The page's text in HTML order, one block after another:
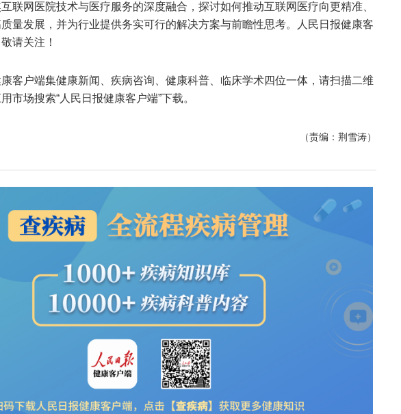
联网医院技术与医疗服务的深度融合，探讨如何推动互联网医疗向更精准、
量发展，并为行业提供务实可行的解决方案与前瞻性思考。人民日报健康客
请关注！
康客户端集健康新闻、疾病咨询、健康科普、临床学术四位一体，请扫描二维
市场搜索“人民日报健康客户端”下载。
（责编：荆雪涛）